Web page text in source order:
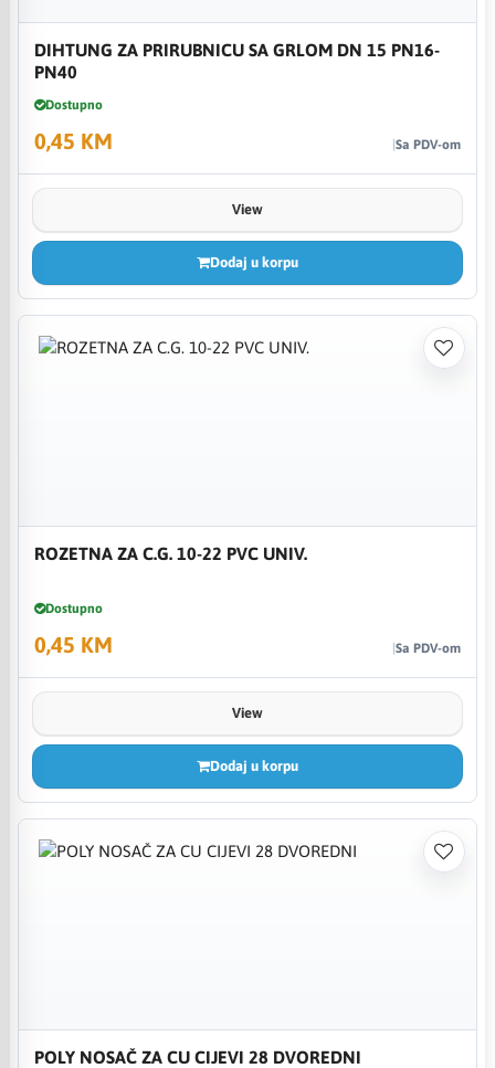
DIHTUNG ZA PRIRUBNICU SA GRLOM DN 15 PN16-
PN40
Dostupno
0,45 KM Sa PDV-om
View
Dodaj u korpu
ROZETNA ZA C.G. 10-22 PVC UNIV.
Dostupno
0,45 KM Sa PDV-om
View
Dodaj u korpu
POLY NOSAČ ZA CU CIJEVI 28 DVOREDNI